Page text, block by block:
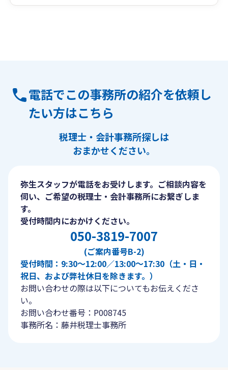
電話でこの事務所の紹介を依頼し
たい方はこちら
税理士・会計事務所探しは
おまかせください。
弥生スタッフが電話をお受けします。ご相談内容を
伺い、ご希望の税理士・会計事務所にお繋ぎしま
す。
受付時間内におかけください。
050-3819-7007
(ご案内番号B-2)
受付時間：9:30〜12:00／13:00〜17:30（土・日・
祝日、および弊社休日を除きます。）
お問い合わせの際は以下についてもお伝えくださ
い。
お問い合わせ番号：P008745
事務所名：藤井税理士事務所